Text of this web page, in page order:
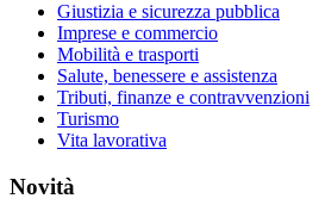
Giustizia e sicurezza pubblica
Imprese e commercio
Mobilità e trasporti
Salute, benessere e assistenza
Tributi, finanze e contravvenzioni
Turismo
Vita lavorativa
Novità